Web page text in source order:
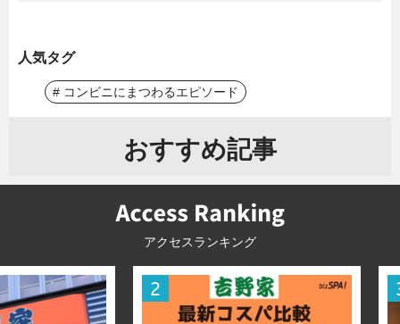
人気タグ
# コンビニにまつわるエピソード
おすすめ記事
アクセスランキング